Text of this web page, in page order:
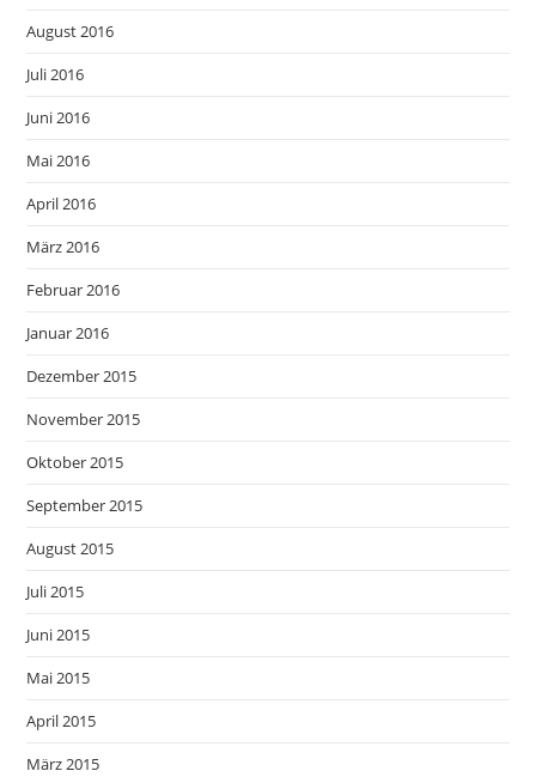
August 2016
Juli 2016
Juni 2016
Mai 2016
April 2016
März 2016
Februar 2016
Januar 2016
Dezember 2015
November 2015
Oktober 2015
September 2015
August 2015
Juli 2015
Juni 2015
Mai 2015
April 2015
März 2015